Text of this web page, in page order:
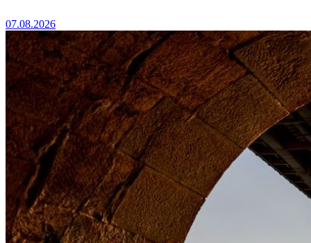
07.08.2026